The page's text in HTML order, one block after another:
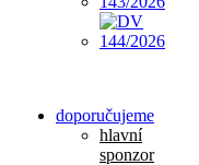
doporučujeme
hlavní
sponzor